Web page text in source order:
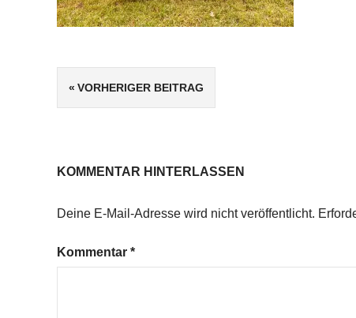
Beitragsnavigation
VORHERIGER BEITRAG
KOMMENTAR HINTERLASSEN
Deine E-Mail-Adresse wird nicht veröffentlicht.
Kommentar *